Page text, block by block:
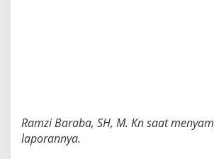
Ramzi Baraba, SH, M. Kn saat
laporannya.